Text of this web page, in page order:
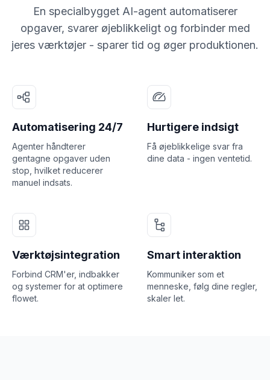
En specialbygget AI-agent automatiserer
opgaver, svarer øjeblikkeligt og forbinder med
jeres værktøjer - sparer tid og øger produktionen.
Automatisering 24/7
Agenter håndterer
gentagne opgaver uden
stop, hvilket reducerer
manuel indsats.
Hurtigere indsigt
Få øjeblikkelige svar fra
dine data - ingen ventetid.
Værktøjsintegration
Forbind CRM'er, indbakker
og systemer for at optimere
flowet.
Smart interaktion
Kommuniker som et
menneske, følg dine regler,
skaler let.